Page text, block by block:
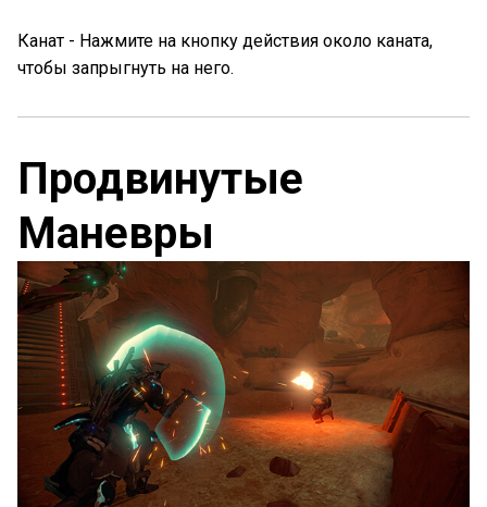
Канат - Нажмите на кнопку действия около каната,
чтобы запрыгнуть на него.
Продвинутые
Маневры